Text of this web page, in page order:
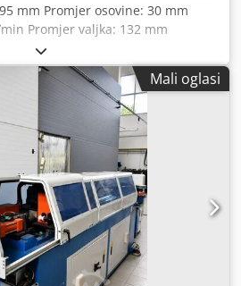
mm Promjer osovine: 30 mm
Promjer valjka: 132 mm
Pogon: 0,75 kW Težina: 220 kg
mm Oprema/pribor: - Dva
površinom - Ručno
- Položaj rada horizontalno i
- Ležajevi osovina s
- Korištenje izmjenjivih
- Standardni set valjaka uključen
za savijanje različitih profila,
materijal itd.
Mali oglasi